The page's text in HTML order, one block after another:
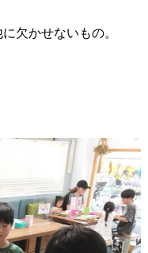
欠かせないもの。